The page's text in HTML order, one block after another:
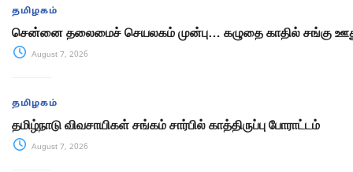
தமிழகம்
சென்னை தலைமைச் செயலகம் முன்பு… கழுதை காதில் சங்கு
August 7, 2026
தமிழகம்
தமிழ்நாடு விவசாயிகள் சங்கம் சார்பில் காத்திருப்பு போராட்டம்
August 7, 2026